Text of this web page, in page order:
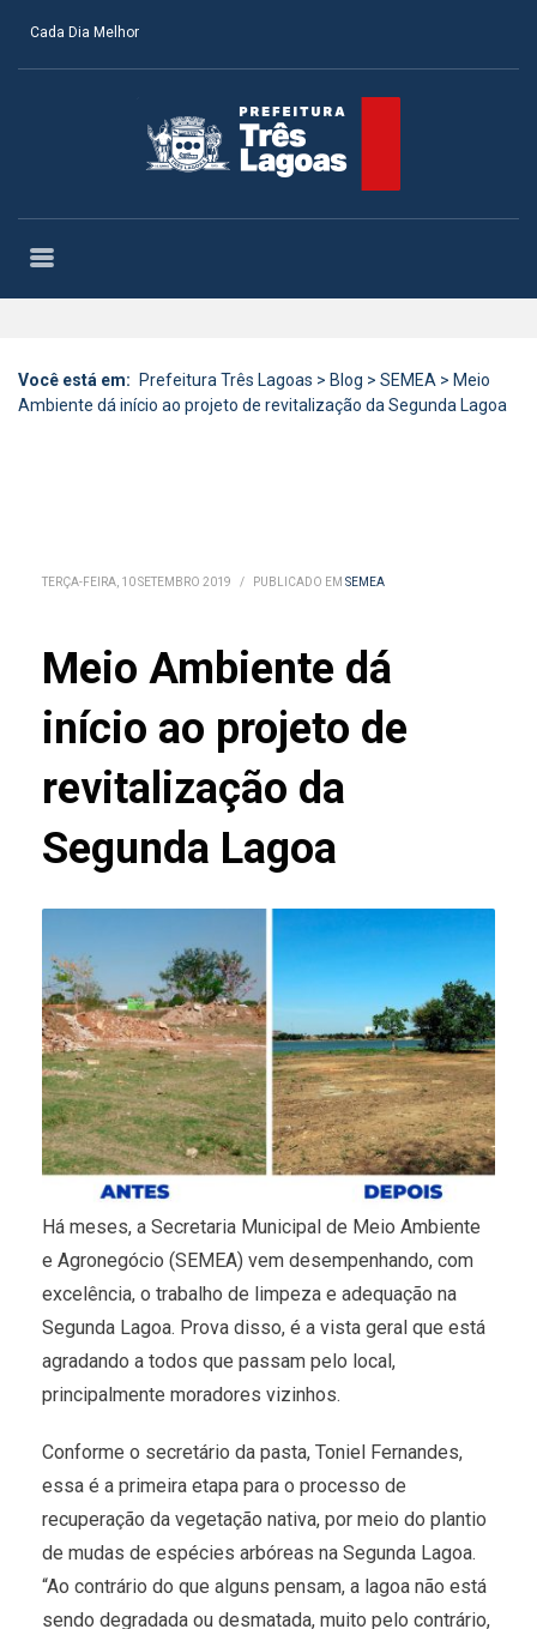
Cada Dia Melhor
Você está em: Prefeitura Três Lagoas > Blog > SEMEA > Meio
Ambiente dá início ao projeto de revitalização da Segunda Lagoa
TERÇA-FEIRA, 10 SETEMBRO 2019 / PUBLICADO EM SEMEA
Meio Ambiente dá
início ao projeto de
revitalização da
Segunda Lagoa
Há meses, a Secretaria Municipal de Meio Ambiente
e Agronegócio (SEMEA) vem desempenhando, com
excelência, o trabalho de limpeza e adequação na
Segunda Lagoa. Prova disso, é a vista geral que está
agradando a todos que passam pelo local,
principalmente moradores vizinhos.
Conforme o secretário da pasta, Toniel Fernandes,
essa é a primeira etapa para o processo de
recuperação da vegetação nativa, por meio do plantio
de mudas de espécies arbóreas na Segunda Lagoa.
“Ao contrário do que alguns pensam, a lagoa não está
sendo degradada ou desmatada, muito pelo contrário,